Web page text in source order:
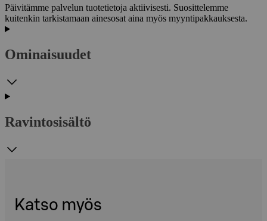
Päivitämme palvelun tuotetietoja aktiivisesti. Suosittelemme
kuitenkin tarkistamaan ainesosat aina myös myyntipakkauksesta.
Ominaisuudet
Ravintosisältö
Katso myös